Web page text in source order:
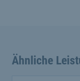
Ähnliche